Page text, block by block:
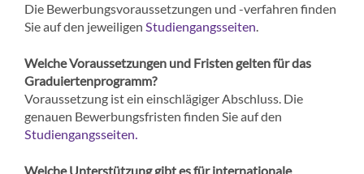
Die Bewerbungsvoraussetzungen und -verfahren finden
Sie auf den jeweiligen Studiengangsseiten.
Welche Voraussetzungen und Fristen gelten für das
Graduiertenprogramm?
Voraussetzung ist ein einschlägiger Abschluss. Die
genauen Bewerbungsfristen finden Sie auf den
Studiengangsseiten.
Welche Unterstützung gibt es für internationale